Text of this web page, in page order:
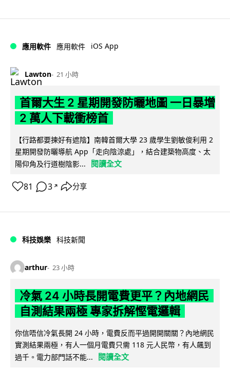
應用軟件 應用軟件 iOS App
Lawton 21 小時
首爾大生 2 星期開發防曬地圖 一日暴增
2 萬人下載衝榜首
【行路都要揀好有遮陰】南韓首爾大學 23 歲學生劉敏俊利用 2
星期開發防曬導航 App「走向陰涼處」，結合建築物高度、太
陽仰角及行道樹陰影...
閱讀全文
81 3 ↗ 分享
科技娛樂 科技新聞
arthur 23 小時
冷氣 24 小時長開電費更平？內地網民
自測結果兩極 專家拆解慳電邏輯
你信唔信冷氣長開 24 小時，電費反而平過開開關關？內地網民
實測結果兩極，有人一個月電費只需 118 元人民幣，有人飆到
過千。電力部門話不能...
閱讀全文